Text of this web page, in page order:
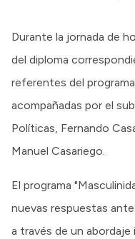
Durante la jornada de
del diploma
referentes del
acompañadas por el
Políticas, Fernando
Manuel Casariego.
El programa
nuevas respuestas
a través de un